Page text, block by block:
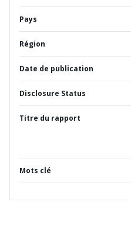
Pays
Région
Date de publication
Disclosure Status
Titre du rapport
Mots clé